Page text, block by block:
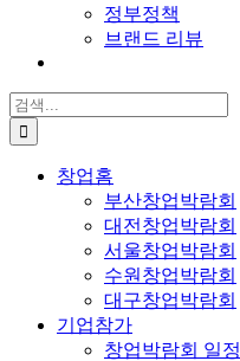
정부정책
브랜드 리뷰
검
색:
창업홈
부산창업박람회
대전창업박람회
서울창업박람회
수원창업박람회
대구창업박람회
기업참가
창업박람회 일정